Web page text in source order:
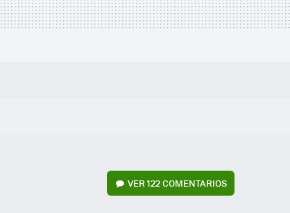
VER122 COMENTARIOS